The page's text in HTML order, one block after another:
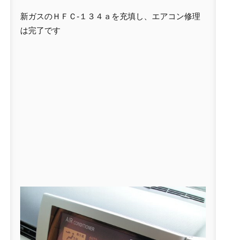
新ガスのＨＦＣ-１３４ａを充填し、エアコン修理
は完了です